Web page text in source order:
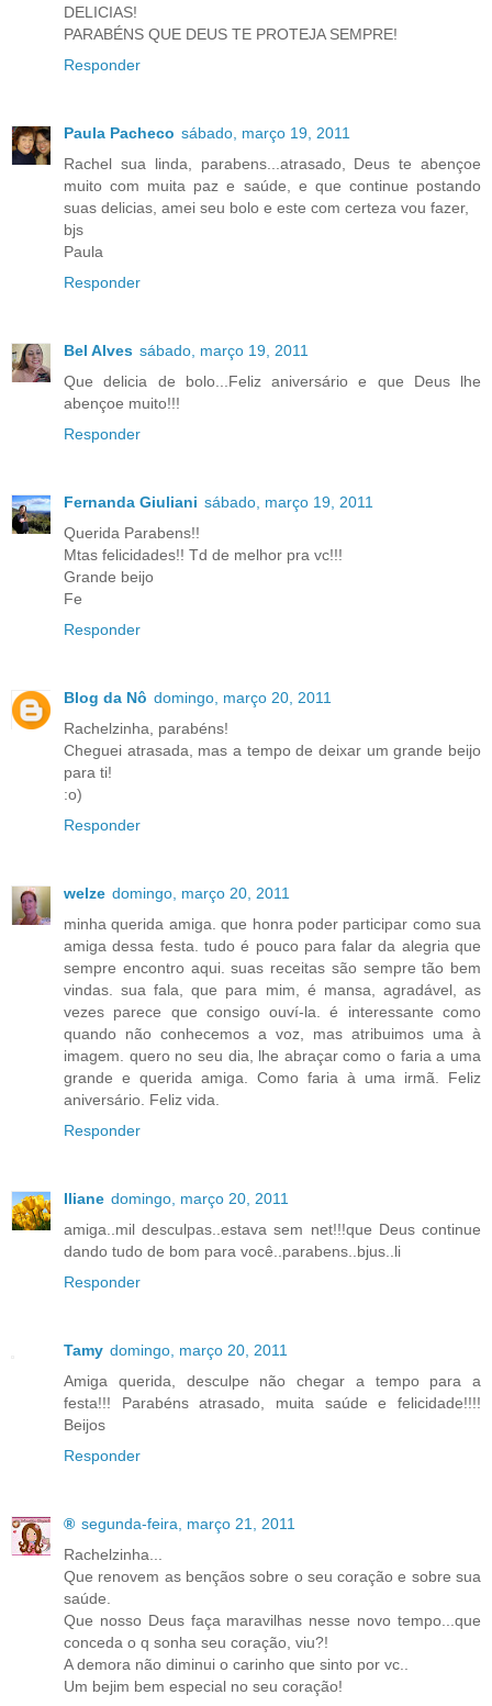
DELICIAS!
PARABÉNS QUE DEUS TE PROTEJA SEMPRE!
Responder
Paula Pacheco sábado, março 19, 2011
Rachel sua linda, parabens...atrasado, Deus te abençoe
muito com muita paz e saúde, e que continue postando
suas delicias, amei seu bolo e este com certeza vou fazer,
bjs
Paula
Responder
Bel Alves sábado, março 19, 2011
Que delicia de bolo...Feliz aniversário e que Deus lhe
abençoe muito!!!
Responder
Fernanda Giuliani sábado, março 19, 2011
Querida Parabens!!
Mtas felicidades!! Td de melhor pra vc!!!
Grande beijo
Fe
Responder
Blog da Nô domingo, março 20, 2011
Rachelzinha, parabéns!
Cheguei atrasada, mas a tempo de deixar um grande beijo
para ti!
:o)
Responder
welze domingo, março 20, 2011
minha querida amiga. que honra poder participar como sua
amiga dessa festa. tudo é pouco para falar da alegria que
sempre encontro aqui. suas receitas são sempre tão bem
vindas. sua fala, que para mim, é mansa, agradável, as
vezes parece que consigo ouví-la. é interessante como
quando não conhecemos a voz, mas atribuimos uma à
imagem. quero no seu dia, lhe abraçar como o faria a uma
grande e querida amiga. Como faria à uma irmã. Feliz
aniversário. Feliz vida.
Responder
Iliane domingo, março 20, 2011
amiga..mil desculpas..estava sem net!!!que Deus continue
dando tudo de bom para você..parabens..bjus..li
Responder
Tamy domingo, março 20, 2011
Amiga querida, desculpe não chegar a tempo para a
festa!!! Parabéns atrasado, muita saúde e felicidade!!!!
Beijos
Responder
® segunda-feira, março 21, 2011
Rachelzinha...
Que renovem as bençãos sobre o seu coração e sobre sua
saúde.
Que nosso Deus faça maravilhas nesse novo tempo...que
conceda o q sonha seu coração, viu?!
A demora não diminui o carinho que sinto por vc..
Um bejim bem especial no seu coração!